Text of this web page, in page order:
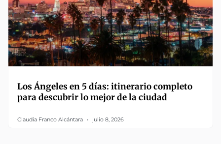
Los Ángeles en 5 días: itinerario completo
para descubrir lo mejor de la ciudad
Claudia Franco Alcántara julio 8, 2026